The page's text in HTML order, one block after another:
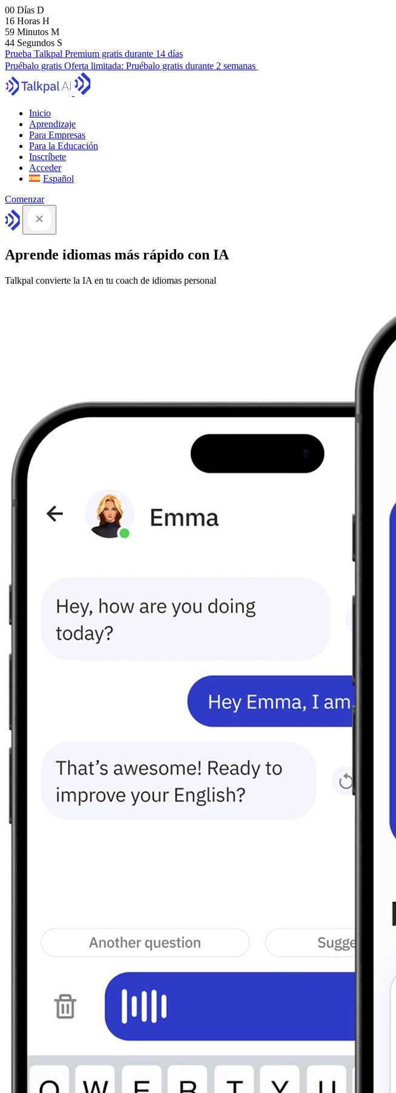
00 Días D
16 Horas H
59 Minutos M
43 Segundos S
Prueba Talkpal Premium gratis durante 14 días
Pruébalo gratis Oferta limitada: Pruébalo gratis durante 2 semanas
Inicio
Aprendizaje
Para Empresas
Para la Educación
Inscríbete
Acceder
Español
Comenzar
Aprende idiomas más rápido con IA
Talkpal convierte la IA en tu coach de idiomas personal